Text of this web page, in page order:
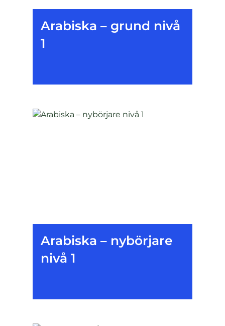
Arabiska – grund nivå
1
Arabiska – nybörjare
nivå 1